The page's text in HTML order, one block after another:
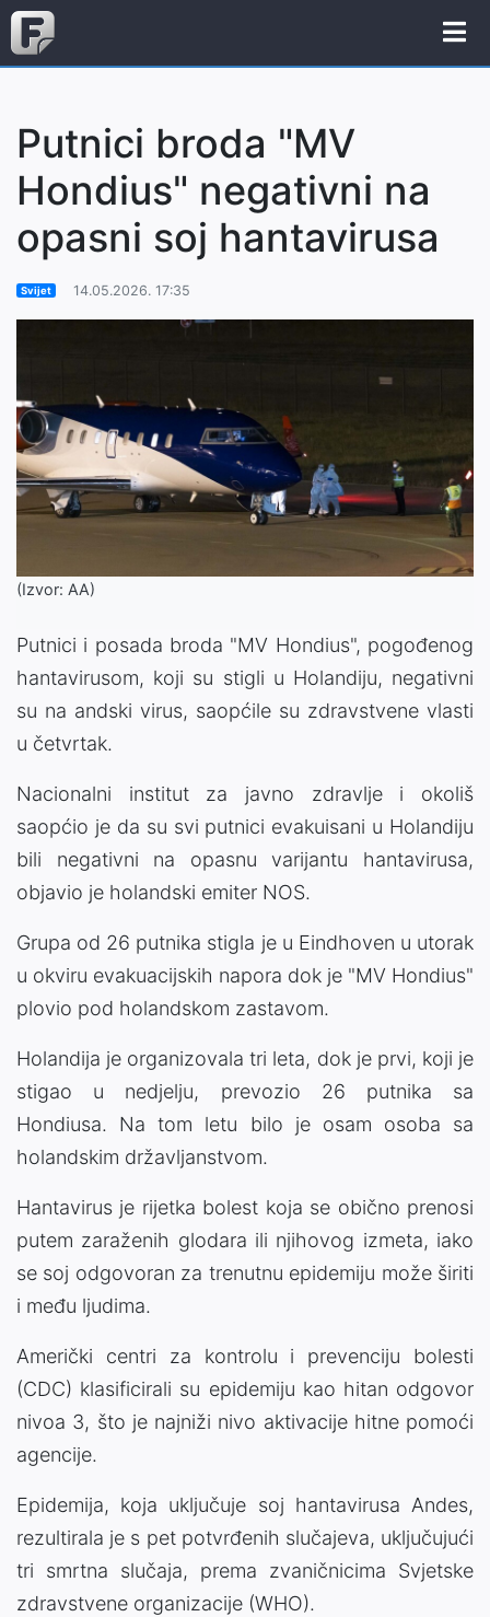
Putnici broda "MV
Hondius" negativni na
opasni soj hantavirusa
Svijet 14.05.2026. 17:35
(Izvor: AA)
Putnici i posada broda "MV Hondius", pogođenog
hantavirusom, koji su stigli u Holandiju, negativni
su na andski virus, saopćile su zdravstvene vlasti
u četvrtak.
Nacionalni institut za javno zdravlje i okoliš
saopćio je da su svi putnici evakuisani u Holandiju
bili negativni na opasnu varijantu hantavirusa,
objavio je holandski emiter NOS.
Grupa od 26 putnika stigla je u Eindhoven u utorak
u okviru evakuacijskih napora dok je "MV Hondius"
plovio pod holandskom zastavom.
Holandija je organizovala tri leta, dok je prvi, koji je
stigao u nedjelju, prevozio 26 putnika sa
Hondiusa. Na tom letu bilo je osam osoba sa
holandskim državljanstvom.
Hantavirus je rijetka bolest koja se obično prenosi
putem zaraženih glodara ili njihovog izmeta, iako
se soj odgovoran za trenutnu epidemiju može širiti
i među ljudima.
Američki centri za kontrolu i prevenciju bolesti
(CDC) klasificirali su epidemiju kao hitan odgovor
nivoa 3, što je najniži nivo aktivacije hitne pomoći
agencije.
Epidemija, koja uključuje soj hantavirusa Andes,
rezultirala je s pet potvrđenih slučajeva, uključujući
tri smrtna slučaja, prema zvaničnicima Svjetske
zdravstvene organizacije (WHO).